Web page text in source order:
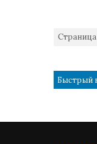
Страница